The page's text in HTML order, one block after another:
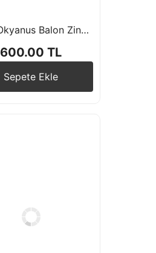
Derin Okyanus Balon Zinciri
600.00 TL
Sepete Ekle